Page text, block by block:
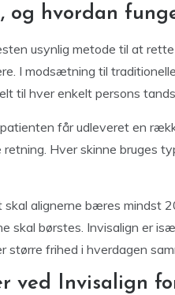
og hvordan
usynlig metode til at
I modsætning til
til hver enkelt persons
får udleveret en
Hver skinne bruges
alignerne bæres mindst
skal børstes. Invisalign er
større frihed i hverdagen
ved Invisalign